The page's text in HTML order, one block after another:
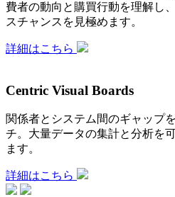
費者の動向と購買行動を理解し
スチャンスを見極めます。
詳細はこちら
Centric Visual Boards
関係者とシステム間のギャップ
チ。大量データの集計と分析を
ます。
詳細はこちら